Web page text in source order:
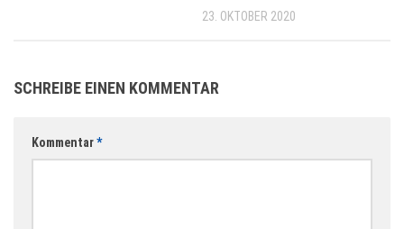
23. OKTOBER 2020
SCHREIBE EINEN KOMMENTAR
Kommentar*